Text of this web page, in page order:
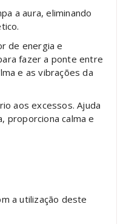
a aura, eliminando
de energia e
fazer a ponte entre
e as vibrações da
aos excessos. Ajuda
proporciona calma e
a utilização deste